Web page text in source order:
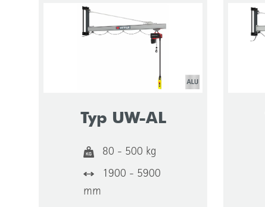
Typ UW-AL
80 - 500 kg
1900 - 5900
mm